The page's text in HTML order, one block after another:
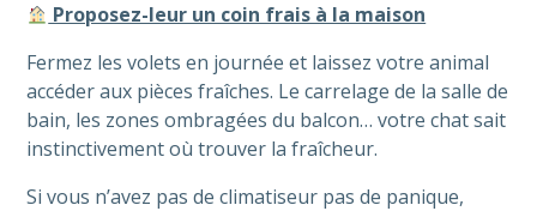
Proposez-leur un coin frais à la maison
Fermez les volets en journée et laissez votre animal
accéder aux pièces fraîches. Le carrelage de la salle de
bain, les zones ombragées du balcon… votre chat sait
instinctivement où trouver la fraîcheur.
Si vous n’avez pas de climatiseur pas de panique,